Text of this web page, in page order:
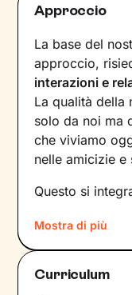
Approccio
La base del
approccio,
interazioni e
La qualità della
solo da noi ma
che viviamo
nelle amicizie e
Questo si
influire sulle
comportamenti
modo in cui
Mostra di più
Curriculum